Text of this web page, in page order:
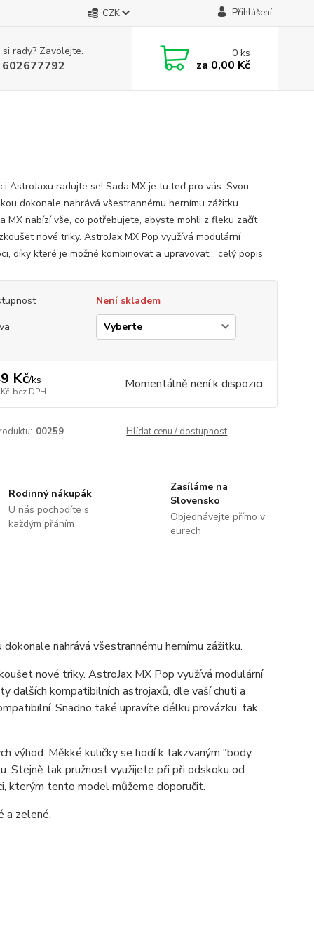
CZK Přihlášení
rady? Zavolejte. 0ks
za 0,00 Kč
AstroJaxu radujte se! Sada MX je tu teď pro vás. Svou
dokonale nahrává všestrannému hernímu zážitku.
MX nabízí vše, co potřebujete, abyste mohli z fleku začít
nové triky. AstroJax MX Pop využívá modulární
díky které je možné kombinovat a upravovat... celý popis
Není skladem
Kč/ks
bez DPH Momentálně není k dispozici
00259 Hlídat cenu / dostupnost
Rodinný nákupák
U nás pochodíte s
každým přáním
Zasíláme na
Slovensko
Objednávejte přímo v
eurech
nahrává všestrannému hernímu zážitku.
nové triky. AstroJax MX Pop využívá modulární
dalších kompatibilních astrojaxů, dle vaší chuti a
Snadno také upravíte délku provázku, tak
výhod. Měkké kuličky se hodí k takzvaným "body
Stejně tak pružnost využijete při při odskoku od
kterým tento model můžeme doporučit.
a zelené.